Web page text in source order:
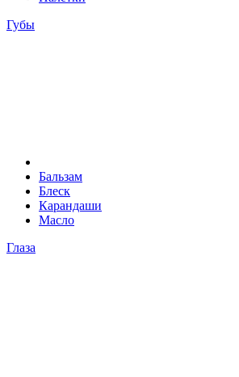
Губы
Бальзам
Блеск
Карандаши
Масло
Глаза